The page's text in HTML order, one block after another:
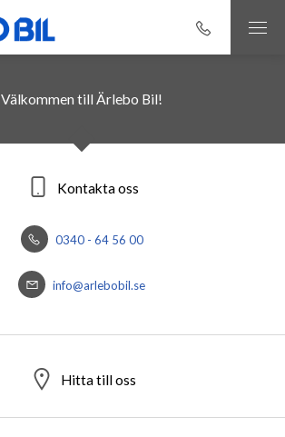
Välkommen till Ärlebo Bil!
Kontakta oss
0340 - 64 56 00
info@arlebobil.se
Hitta till oss